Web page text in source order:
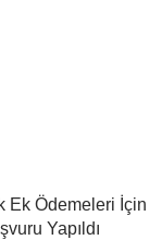
Ek Ödemeleri İçin
Yapıldı